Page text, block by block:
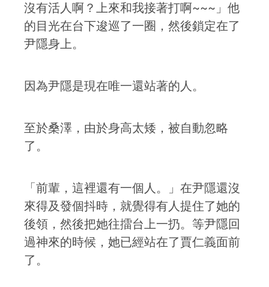
沒有活人啊？上來和我接著打啊~~~」他
的目光在台下逡巡了一圈，然後鎖定在了
尹隱身上。
因為尹隱是現在唯一還站著的人。
至於桑澤，由於身高太矮，被自動忽略
了。
「前輩，這裡還有一個人。」在尹隱還沒
來得及發個抖時，就覺得有人提住了她的
後領，然後把她往擂台上一扔。等尹隱回
過神來的時候，她已經站在了賈仁義面前
了。